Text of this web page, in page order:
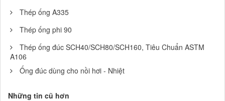
Thép ống A335
Thép ống phi 90
Thép ống đúc SCH40/SCH80/SCH160, Tiêu Chuẩn ASTM
A106
Ống đúc dùng cho nồi hơi - Nhiệt
Những tin cũ hơn